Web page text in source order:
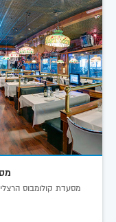
מסעדת קולומבוס